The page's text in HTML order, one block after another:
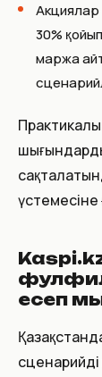
Акциялар
30%
маржа
есеп
сценарийді